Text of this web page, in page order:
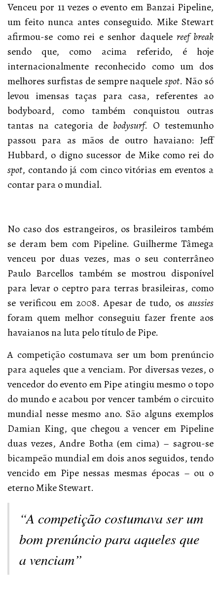
Venceu por 11 vezes o evento em Banzai Pipeline,
um feito nunca antes conseguido. Mike Stewart
afirmou-se como rei e senhor daquelereef break
sendo que, como acima referido, é hoje
internacionalmente reconhecido como um dos
melhores surfistas de sempre naquelespot. Não só
levou imensas taças para casa, referentes ao
bodyboard, como também conquistou outras
tantas na categoria de bodysurf. O testemunho
passou para as mãos de outro havaiano: Jeff
Hubbard, o digno sucessor de Mike como rei do
spot, contando já com cinco vitórias em eventos a
contar para o mundial.
No caso dos estrangeiros, os brasileiros também
se deram bem com Pipeline. Guilherme Tâmega
venceu por duas vezes, mas o seu conterrâneo
Paulo Barcellos também se mostrou disponível
para levar o ceptro para terras brasileiras, como
se verificou em 2008. Apesar de tudo, os aussies
foram quem melhor conseguiu fazer frente aos
havaianos na luta pelo título de Pipe.
A competição costumava ser um bom prenúncio
para aqueles que a venciam. Por diversas vezes, o
vencedor do evento em Pipe atingiu mesmo o topo
do mundo e acabou por vencer também o circuito
mundial nesse mesmo ano. São alguns exemplos
Damian King, que chegou a vencer em Pipeline
duas vezes, Andre Botha (em cima) – sagrou-se
bicampeão mundial em dois anos seguidos, tendo
vencido em Pipe nessas mesmas épocas – ou o
eterno Mike Stewart.
“A competição costumava ser um
bom prenúncio para aqueles que
a venciam”